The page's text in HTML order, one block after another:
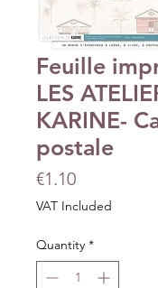
Feuille
LES
KARINE-
postale
€1.10Price
VAT Included
Quantity *